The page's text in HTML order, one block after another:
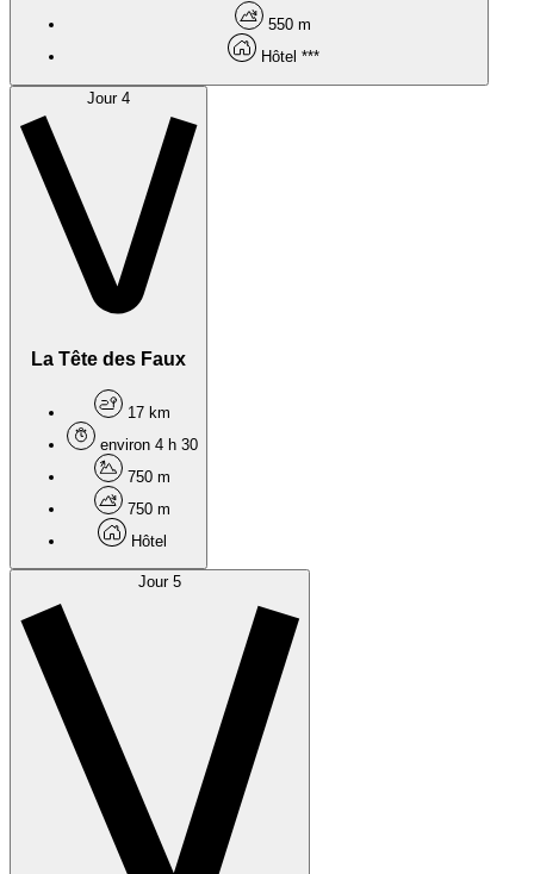
550 m
Hôtel ***
Jour 4
La Tête des Faux
17 km
environ 4 h 30
750 m
750 m
Hôtel
Jour 5